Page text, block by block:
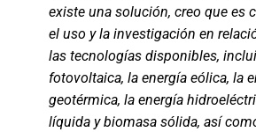
existe una solución, creo que es
el uso y la investigación en
las tecnologías disponibles,
fotovoltaica, la energía eólica, la
geotérmica, la energía
líquida y biomasa sólida, así